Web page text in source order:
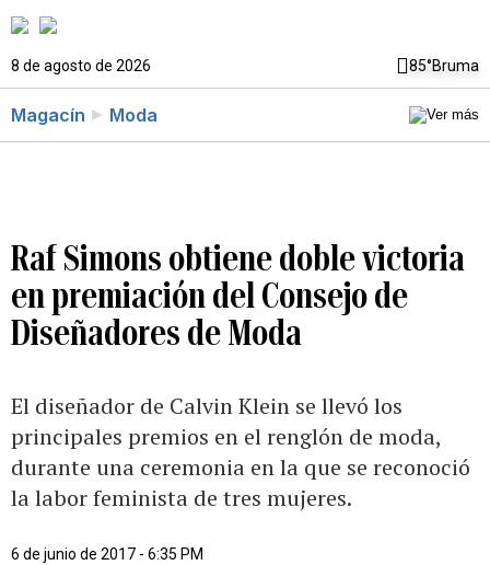
8 de agosto de 2026 85°Bruma
Magacín Moda
Raf Simons obtiene doble victoria
en premiación del Consejo de
Diseñadores de Moda
El diseñador de Calvin Klein se llevó los
principales premios en el renglón de moda,
durante una ceremonia en la que se reconoció
la labor feminista de tres mujeres.
6 de junio de 2017 - 6:35 PM